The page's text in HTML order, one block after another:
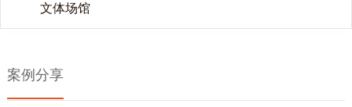
文体场馆
案例分享